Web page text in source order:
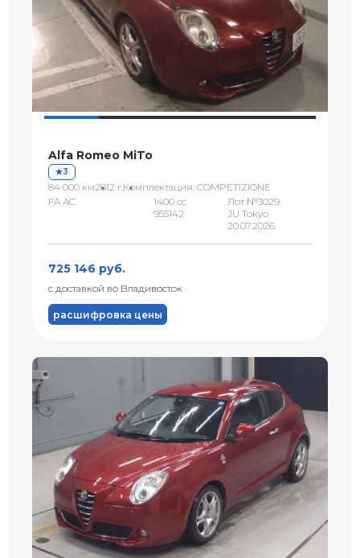
Alfa Romeo MiTo
3
84 000 км2012 г.Комплектация: COMPETIZIONE
FA AC
1400 сс
955142
Лот №3029
JU Tokyo
20.07.2026
725 146 руб.
с доставкой во Владивосток
расшифровка цены